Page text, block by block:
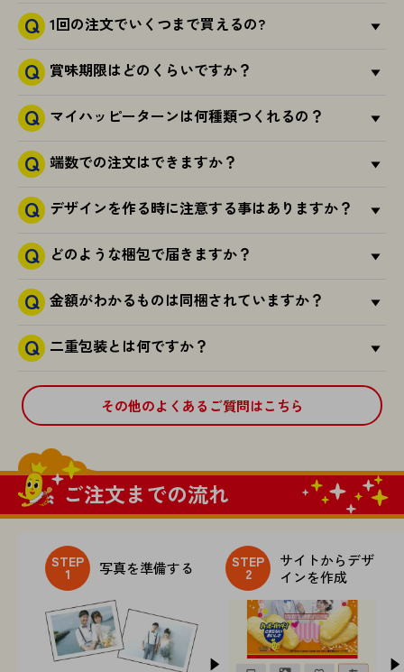
1回の注文でいくつまで買えるの?
賞味期限はどのくらいですか？
マイハッピーターンは何種類つくれるの？
端数での注文はできますか？
デザインを作る時に注意する事はありますか？
どのような梱包で届きますか？
金額がわかるものは同梱されていますか？
二重包装とは何ですか？
その他のよくあるご質問はこちら
ご注文までの流れ
STEP
1 写真を準備する STEP
2
サイトからデザ
インを作成